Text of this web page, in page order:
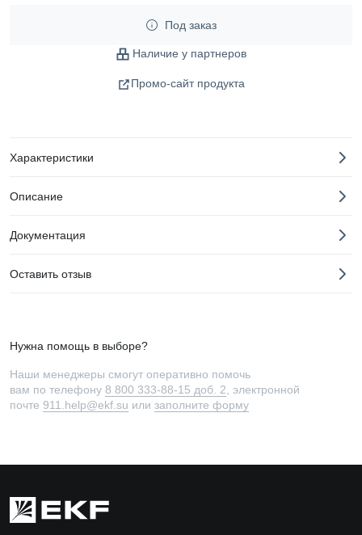
Под заказ
Наличие у партнеров
Промо-сайт продукта
Характеристики
Описание
Документация
Оставить отзыв
Нужна помощь в выборе?
Наши менеджеры смогут оперативно помочь
вам по телефону 8 800 333-88-15 доб. 2 , электронной
почте 911.help@ekf.su или заполните форму